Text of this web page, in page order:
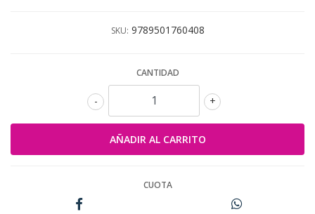
SKU: 9789501760408
CANTIDAD
+
-
CUOTA